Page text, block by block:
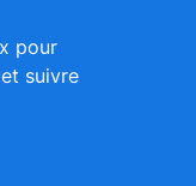
pour
suivre